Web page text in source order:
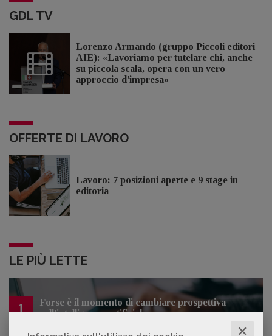
✕
GDL TV
Lorenzo Armando (gruppo Piccoli editori
AIE): «Lavoriamo per tutelare chi, anche
su piccola scala, opera con un vero
approccio d'impresa»
OFFERTE DI LAVORO
Lavoro: 7 posizioni aperte e 9 stage in
editoria
LE PIÙ LETTE
1
Forse è il momento di cambiare prospettiva
sull’intelligenza artificiale